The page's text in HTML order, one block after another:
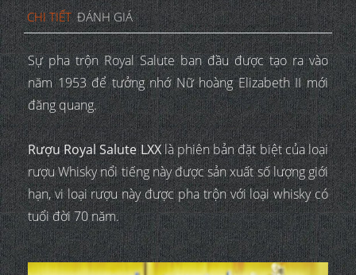
CHI TIẾT ĐÁNH GIÁ
Sự pha trộn Royal Salute ban đầu được tạo ra vào
năm 1953 để tưởng nhớ Nữ hoàng Elizabeth II mới
đăng quang.
Rượu Royal Salute LXXlà phiên bản đặt biệt của loại
rượu Whisky nổi tiếng này được sản xuất số lượng giới
hạn, vi loại rượu này được pha trộn với loại whisky có
tuổi đời 70 năm.